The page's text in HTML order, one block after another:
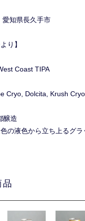
知県長久手市
り】
Coast TIPA
Cryo, Dolcita, Krush
醸造
の液色から立ち上るグ
品